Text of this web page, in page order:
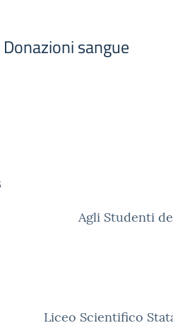
sangue
Agli Studenti
Liceo Scientifico